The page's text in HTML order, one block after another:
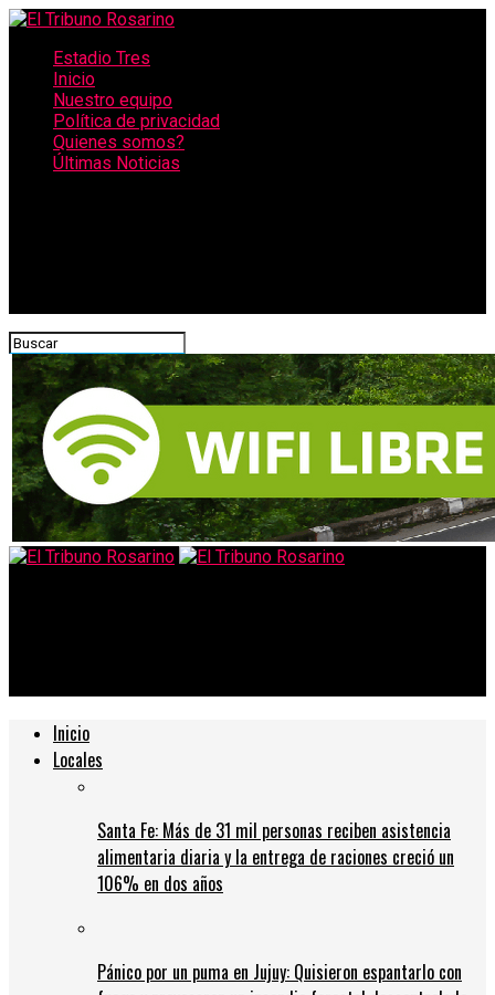
Estadio Tres
Inicio
Nuestro equipo
Política de privacidad
Quienes somos?
Últimas Noticias
Inicio
Locales
Santa Fe: Más de 31 mil personas reciben asistencia
alimentaria diaria y la entrega de raciones creció un
106% en dos años
Pánico por un puma en Jujuy: Quisieron espantarlo con